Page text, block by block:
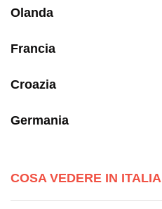
Olanda
Francia
Croazia
Germania
COSA VEDERE IN ITALIA